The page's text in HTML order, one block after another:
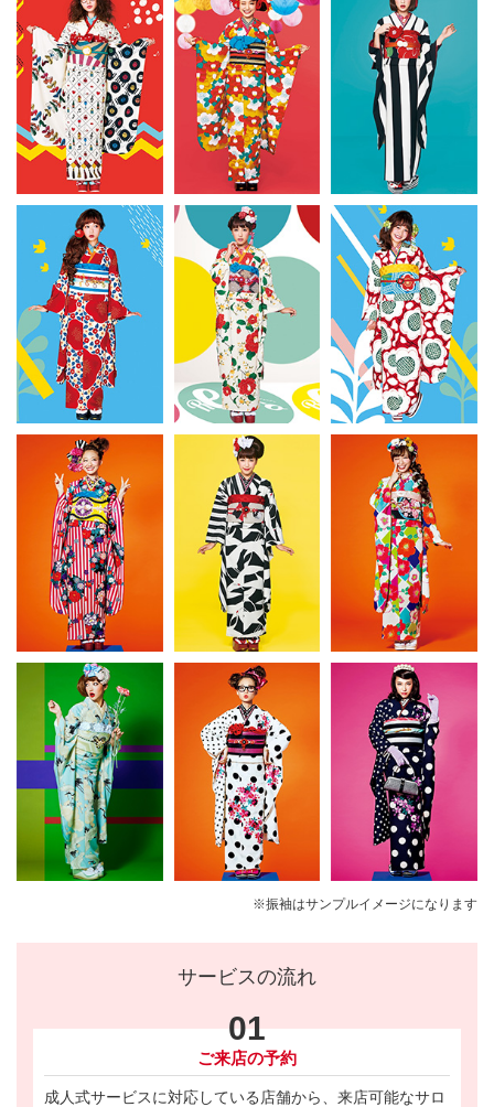
※振袖はサンプルイメージになります
サービスの流れ
01
ご来店の予約
成人式サービスに対応している店舗から、来店可能なサロ